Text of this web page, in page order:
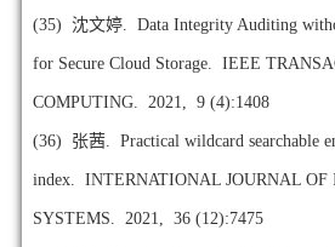
(35) 沈文婷. Data Integrity Auditing
for Secure Cloud Storage. IEEE
COMPUTING. 2021, 9 (4):1408
(36) 张茜. Practical wildcard searchable
index. INTERNATIONAL JOURNAL
SYSTEMS. 2021, 36 (12):7475